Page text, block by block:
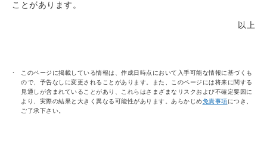
ことがあります。
以上
このページに掲載している情報は、作成日時点において入手可能な情報に基づくも
ので、予告なしに変更されることがあります。また、このページには将来に関する
見通しが含まれていることがあり、これらはさまざまなリスクおよび不確定要因に
より、実際の結果と大きく異なる可能性があります。あらかじめ免責事項につき、
ご了承下さい。